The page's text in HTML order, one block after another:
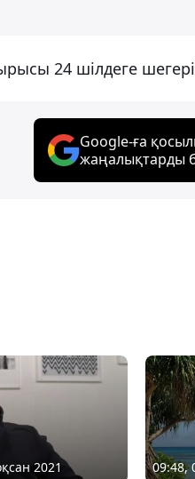
24 шілдеге
Google-ға
жаңалықтарды
2021 09:48,